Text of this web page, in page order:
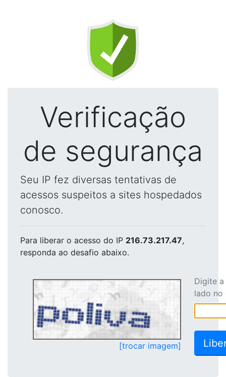
Verificação
de segurança
Seu IP fez diversas tentativas de
acessos suspeitos a sites hospedados
conosco.
Para liberar o acesso do IP 216.73.217.47,
responda ao desafio abaixo.
[trocar imagem]
Digite
lado no